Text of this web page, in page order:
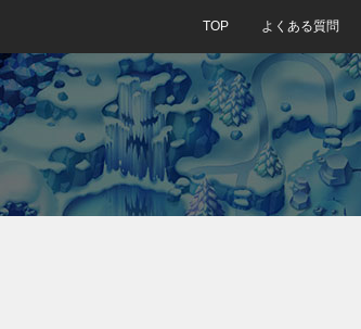
TOP よくある質問